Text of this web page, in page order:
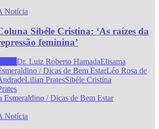
Notícia
Sibéle Cristina: ‘As raízes da
feminina’
Dr. Luiz Roberto HamadaElisama
/ Dicas de Bem EstarLéo Rosa de
Lilian PratesSibéle Cristina
Esmeraldino / Dicas de Bem Estar
Notícia